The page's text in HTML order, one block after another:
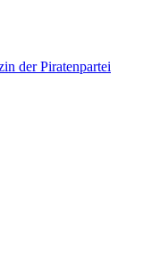
der Piratenpartei